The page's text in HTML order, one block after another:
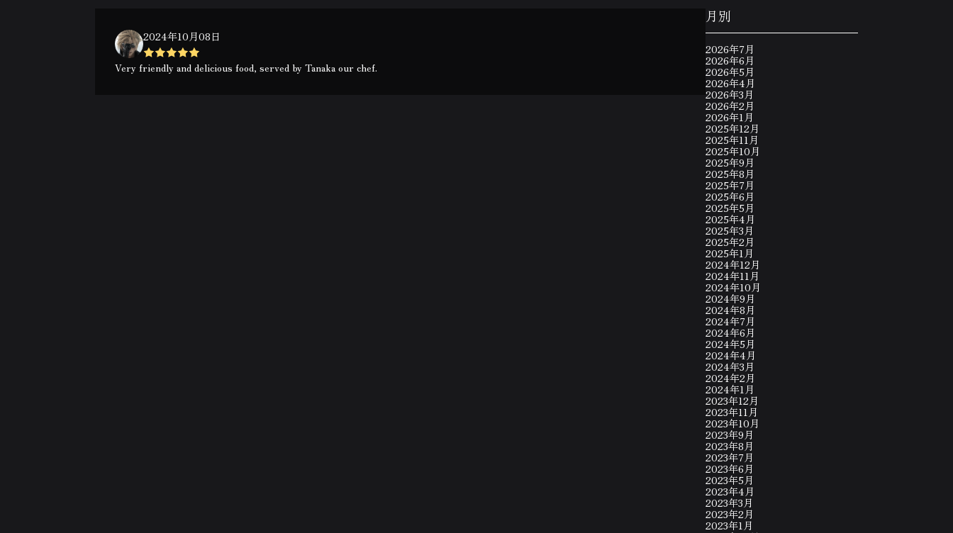
2024年10月08日
Very friendly and delicious food, served by Tanaka our chef.
月別
2026年7月
2026年6月
2026年5月
2026年4月
2026年3月
2026年2月
2026年1月
2025年12月
2025年11月
2025年10月
2025年9月
2025年8月
2025年7月
2025年6月
2025年5月
2025年4月
2025年3月
2025年2月
2025年1月
2024年12月
2024年11月
2024年10月
2024年9月
2024年8月
2024年7月
2024年6月
2024年5月
2024年4月
2024年3月
2024年2月
2024年1月
2023年12月
2023年11月
2023年10月
2023年9月
2023年8月
2023年7月
2023年6月
2023年5月
2023年4月
2023年3月
2023年2月
2023年1月